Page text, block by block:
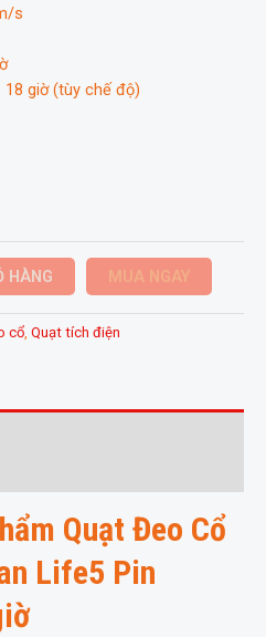
s
giờ (tùy chế độ)
HÀNG MUA NGAY
cổ, Quạt tích điện
Quạt Đeo Cổ
Life5 Pin